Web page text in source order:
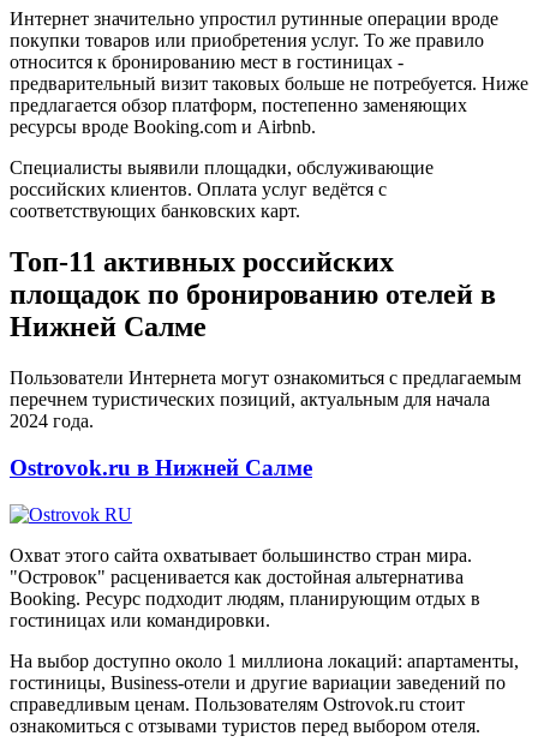
Интернет значительно упростил рутинные операции вроде
покупки товаров или приобретения услуг. То же правило
относится к бронированию мест в гостиницах -
предварительный визит таковых больше не потребуется. Ниже
предлагается обзор платформ, постепенно заменяющих
ресурсы вроде Booking.com и Airbnb.
Специалисты выявили площадки, обслуживающие
российских клиентов. Оплата услуг ведётся с
соответствующих банковских карт.
Топ-11 активных российских
площадок по бронированию отелей в
Нижней Салме
Пользователи Интернета могут ознакомиться с предлагаемым
перечнем туристических позиций, актуальным для начала
2024 года.
Ostrovok.ru в Нижней Салме
Охват этого сайта охватывает большинство стран мира.
"Островок" расценивается как достойная альтернатива
Booking. Ресурс подходит людям, планирующим отдых в
гостиницах или командировки.
На выбор доступно около 1 миллиона локаций: апартаменты,
гостиницы, Business-отели и другие вариации заведений по
справедливым ценам. Пользователям Ostrovok.ru стоит
ознакомиться с отзывами туристов перед выбором отеля.